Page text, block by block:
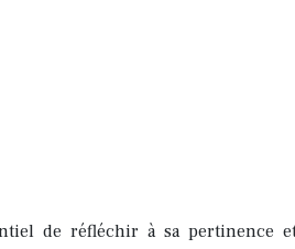
de réfléchir à sa pertinence